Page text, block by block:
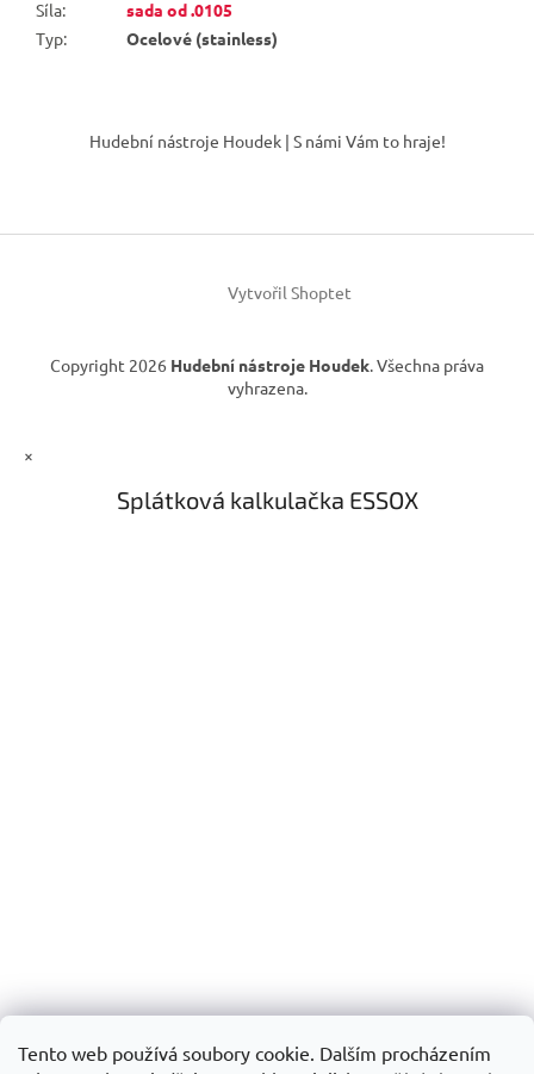
Tento web používá soubory cookie. Dalším procházením
Síla:
sada od .0105
Typ: Ocelové (stainless)
í
Hudební nástroje Houdek | S námi Vám to hraje!
Vytvořil Shoptet
Copyright 2026 Hudební nástroje Houdek. Všechna práva
vyhrazena.
×
Splátková kalkulačka ESSOX